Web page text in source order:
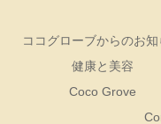
ココグローブからのお
健康と美容
Coco Grove